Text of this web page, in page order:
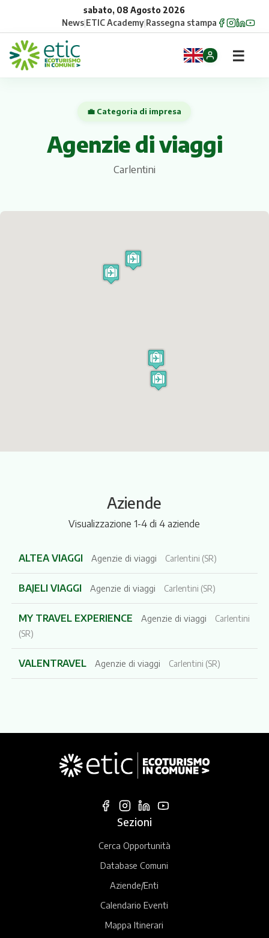
sabato, 08 Agosto 2026
News|ETIC Academy|Rassegna stampa
Gruppi
☰
💼 Categoria di impresa
Agenzie di viaggi
Carlentini
Aziende
Visualizzazione 1-4 di 4 aziende
ALTEA VIAGGI Agenzie di viaggi Carlentini (SR)
BAJELI VIAGGI Agenzie di viaggi Carlentini (SR)
MY TRAVEL EXPERIENCE Agenzie di viaggi
Carlentini
(SR)
VALENTRAVEL Agenzie di viaggi Carlentini (SR)
Sezioni
Cerca Opportunità
Database Comuni
Aziende/Enti
Calendario Eventi
Mappa Itinerari